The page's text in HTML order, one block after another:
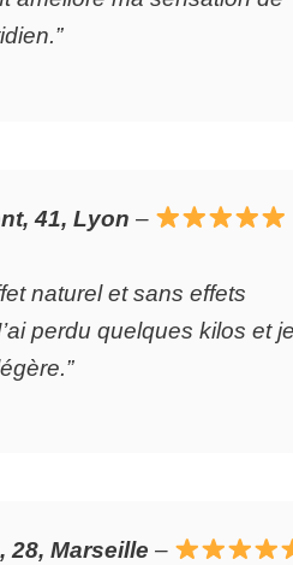
41, Lyon –
naturel et sans effets
perdu quelques kilos et
28, Marseille –